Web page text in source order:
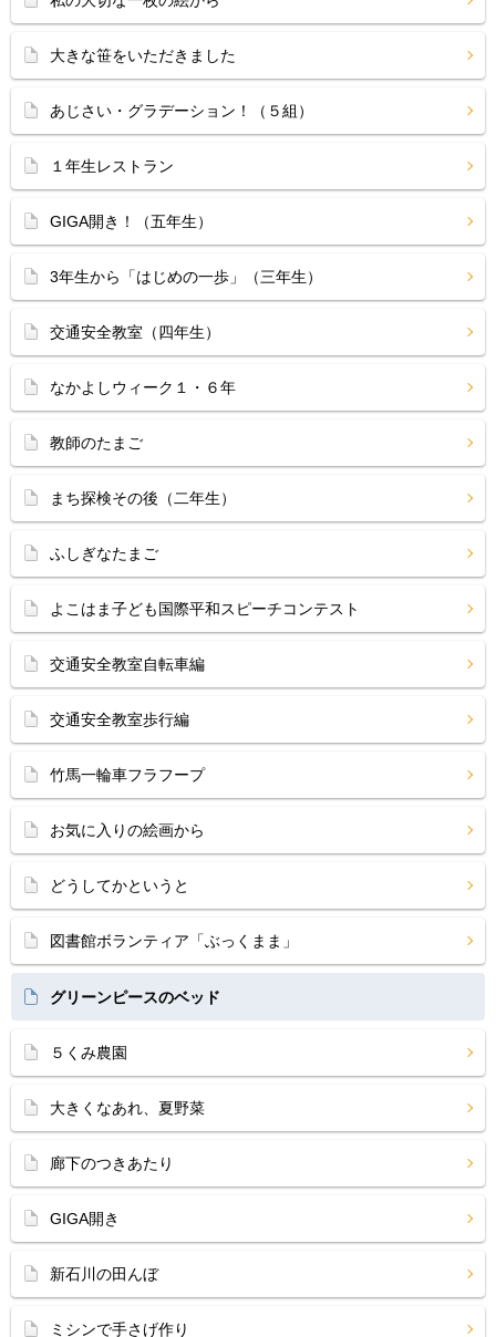
大きな笹をいただきました
あじさい・グラデーション！（５組）
１年生レストラン
GIGA開き！（五年生）
3年生から「はじめの一歩」（三年生）
交通安全教室（四年生）
なかよしウィーク１・６年
教師のたまご
まち探検その後（二年生）
ふしぎなたまご
よこはま子ども国際平和スピーチコンテスト
交通安全教室自転車編
交通安全教室歩行編
竹馬一輪車フラフープ
お気に入りの絵画から
どうしてかというと
図書館ボランティア「ぶっくまま」
グリーンピースのベッド
５くみ農園
大きくなあれ、夏野菜
廊下のつきあたり
GIGA開き
新石川の田んぼ
ミシンで手さげ作り